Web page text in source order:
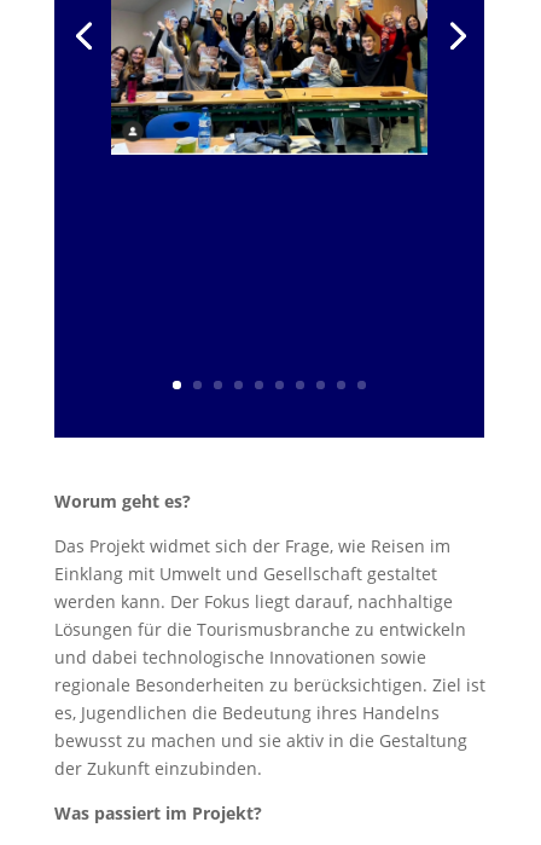
Worum geht es?
Das Projekt widmet sich der Frage, wie Reisen im
Einklang mit Umwelt und Gesellschaft gestaltet
werden kann. Der Fokus liegt darauf, nachhaltige
Lösungen für die Tourismusbranche zu entwickeln
und dabei technologische Innovationen sowie
regionale Besonderheiten zu berücksichtigen. Ziel ist
es, Jugendlichen die Bedeutung ihres Handelns
bewusst zu machen und sie aktiv in die Gestaltung
der Zukunft einzubinden.
Was passiert im Projekt?